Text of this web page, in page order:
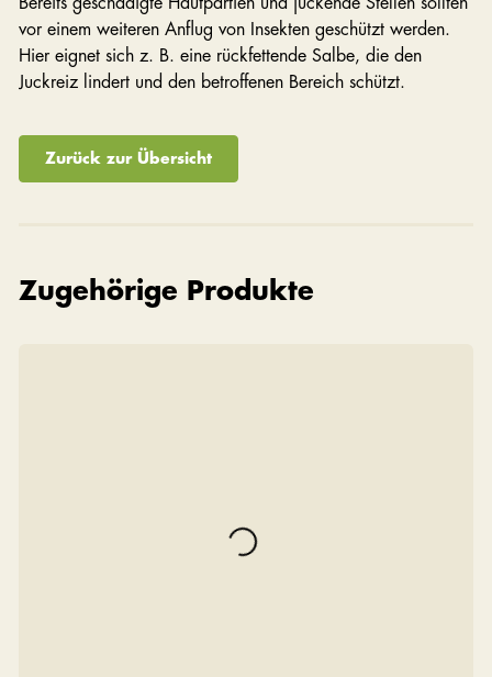
vor einem weiteren Anflug von Insekten geschützt werden.
Hier eignet sich z. B. eine rückfettende Salbe, die den
Juckreiz lindert und den betroffenen Bereich schützt.
Zurück zur Übersicht
Zugehörige Produkte